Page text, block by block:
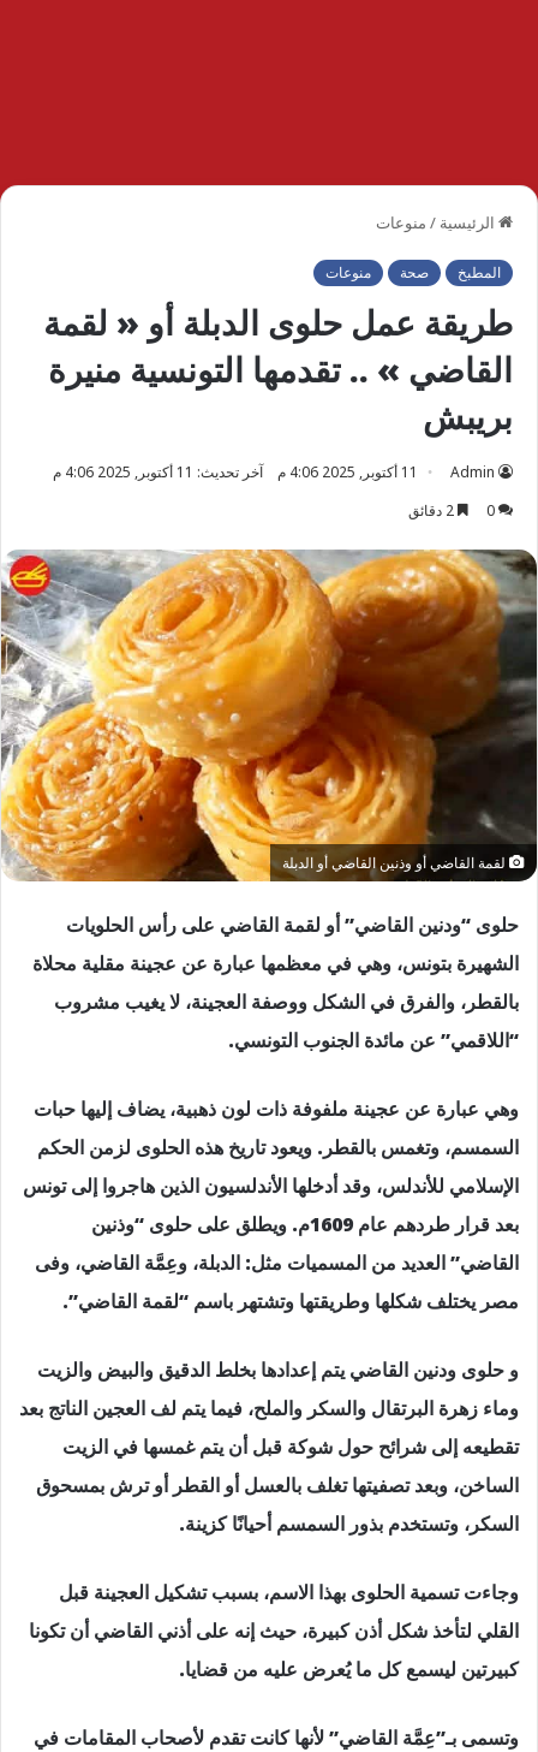
الرئيسية / منوعات
المطبخ صحة منوعات
طريقة عمل حلوى الدبلة أو « لقمة
القاضي » .. تقدمها التونسية منيرة
بريبش
Admin 11 أكتوبر, 2025 4:06 م
آخر تحديث: 11 أكتوبر, 2025 4:06 م
0
لقمة القاضي أو وذنين القاضي أو الدبلة
حلوى “ودنين القاضي” أو لقمة القاضي على رأس الحلويات
الشهيرة بتونس، وهي في معظمها عبارة عن عجينة مقلية محلاة
بالقطر، والفرق في الشكل ووصفة العجينة، لا يغيب مشروب
“اللاقمي” عن مائدة الجنوب التونسي.
وهي عبارة عن عجينة ملفوفة ذات لون ذهبية، يضاف إليها حبات
السمسم، وتغمس بالقطر. ويعود تاريخ هذه الحلوى لزمن الحكم
الإسلامي للأندلس، وقد أدخلها الأندلسيون الذين هاجروا إلى تونس
بعد قرار طردهم عام 1609م. ويطلق على حلوى “وذنين
القاضي” العديد من المسميات مثل: الدبلة، وعِمَّة القاضي، وفى
مصر يختلف شكلها وطريقتها وتشتهر باسم “لقمة القاضي”.
و حلوى ودنين القاضي يتم إعدادها بخلط الدقيق والبيض والزيت
وماء زهرة البرتقال والسكر والملح، فيما يتم لف العجين الناتج بعد
تقطيعه إلى شرائح حول شوكة قبل أن يتم غمسها في الزيت
الساخن، وبعد تصفيتها تغلف بالعسل أو القطر أو ترش بمسحوق
السكر، وتستخدم بذور السمسم أحيانًا كزينة.
وجاءت تسمية الحلوى بهذا الاسم، بسبب تشكيل العجينة قبل
القلي لتأخذ شكل أذن كبيرة، حيث إنه على أذني القاضي أن تكونا
كبيرتين ليسمع كل ما يُعرض عليه من قضايا.
وتسمى بـ”عِمَّة القاضي” لأنها كانت تقدم لأصحاب المقامات في